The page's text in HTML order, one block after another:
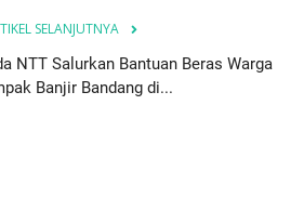
SELANJUTNYA
NTT Salurkan Bantuan Beras Warga
Banjir Bandang di...